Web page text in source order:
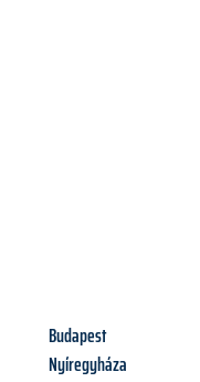
Budapest
Nyíregyháza